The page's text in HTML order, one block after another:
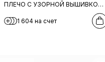
ПЛЕЧО С УЗОРНОЙ ВЫШИВКОЙ
ОТ RIPANI ИЗ КОЖИ СВИНЦОВО-
СЕРОГО ОТТЕНКА
1 604 на счет